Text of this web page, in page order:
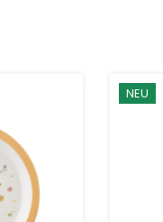
NEU